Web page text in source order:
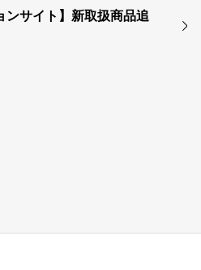
ンサイト】新取扱商品追